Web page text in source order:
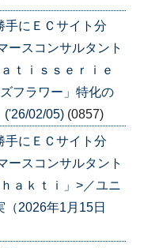
手にＥＣサイト分
スコンサルタント
ｉｓｓｅｒｉｅ
フラワー」特化の
('26/02/05) (0857)
手にＥＣサイト分
スコンサルタント
ａｋｔｉ」>／ユニ
2026年1月15日